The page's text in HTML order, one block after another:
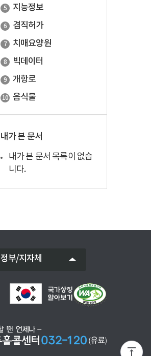
지능정보
겸직허가
치매요양원
빅데이터
개항로
음식물
내가 본 문서
내가 본 문서 목록이 없습
니다.
정부/지자체